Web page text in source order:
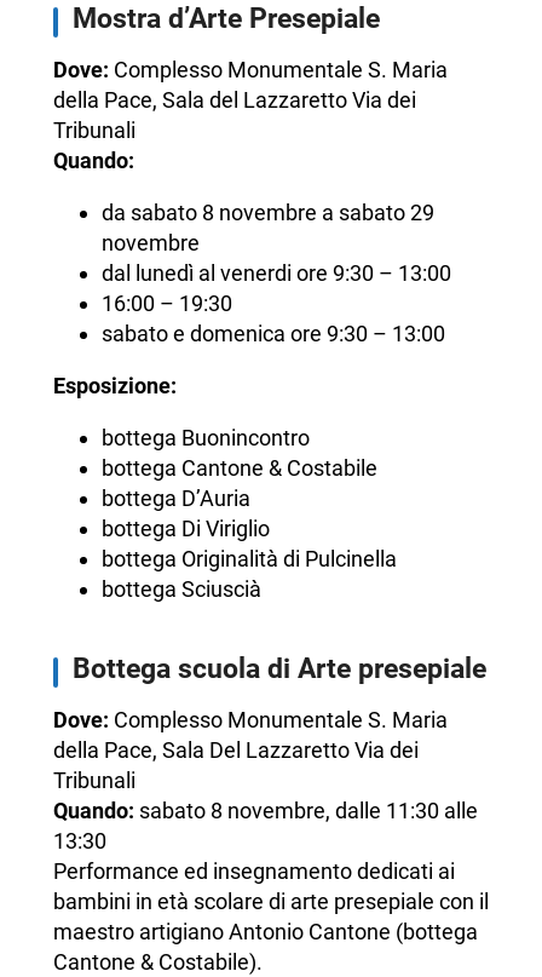
Mostra d’Arte Presepiale
Dove: Complesso Monumentale S. Maria
della Pace, Sala del Lazzaretto Via dei
Tribunali
Quando:
da sabato 8 novembre a sabato 29
novembre
dal lunedì al venerdi ore 9:30 – 13:00
16:00 – 19:30
sabato e domenica ore 9:30 – 13:00
Esposizione:
bottega Buonincontro
bottega Cantone & Costabile
bottega D’Auria
bottega Di Viriglio
bottega Originalità di Pulcinella
bottega Sciuscià
Bottega scuola di Arte presepiale
Dove: Complesso Monumentale S. Maria
della Pace, Sala Del Lazzaretto Via dei
Tribunali
Quando: sabato 8 novembre, dalle 11:30 alle
13:30
Performance ed insegnamento dedicati ai
bambini in età scolare di arte presepiale con il
maestro artigiano Antonio Cantone (bottega
Cantone & Costabile).